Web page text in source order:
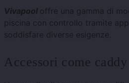
Vivapool offre una gamma di
piscina con controllo tramite
soddisfare diverse esigenze.
Accessori come